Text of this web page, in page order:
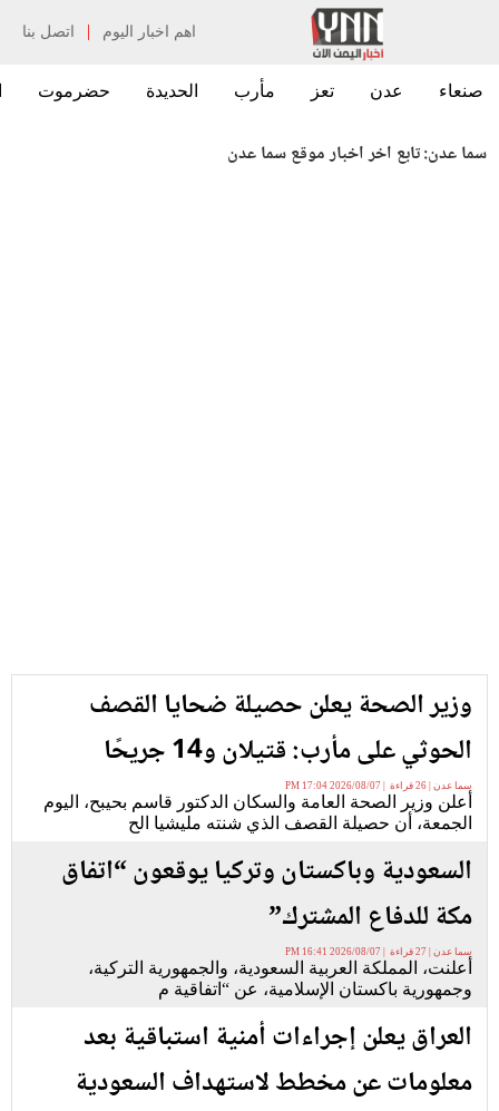
اهم اخبار اليوم | اتصل بنا
صنعاء عدن تعز مأرب الحديدة حضرموت
سما عدن:تابع اخر اخبار موقع سما عدن
وزير الصحة يعلن حصيلة ضحايا القصف
الحوثي على مأرب: قتيلان و14 جريحًا
سما عدن | 26 قراءة | 2026/08/07 17:04 PM
أعلن وزير الصحة العامة والسكان الدكتور قاسم بحيبح، اليوم
الجمعة، أن حصيلة القصف الذي شنته مليشيا الح
السعودية وباكستان وتركيا يوقعون “اتفاق
مكة للدفاع المشترك”
سما عدن | 27 قراءة | 2026/08/07 16:41 PM
أعلنت، المملكة العربية السعودية، والجمهورية التركية،
وجمهورية باكستان الإسلامية، عن “اتفاقية م
العراق يعلن إجراءات أمنية استباقية بعد
معلومات عن مخطط لاستهداف السعودية